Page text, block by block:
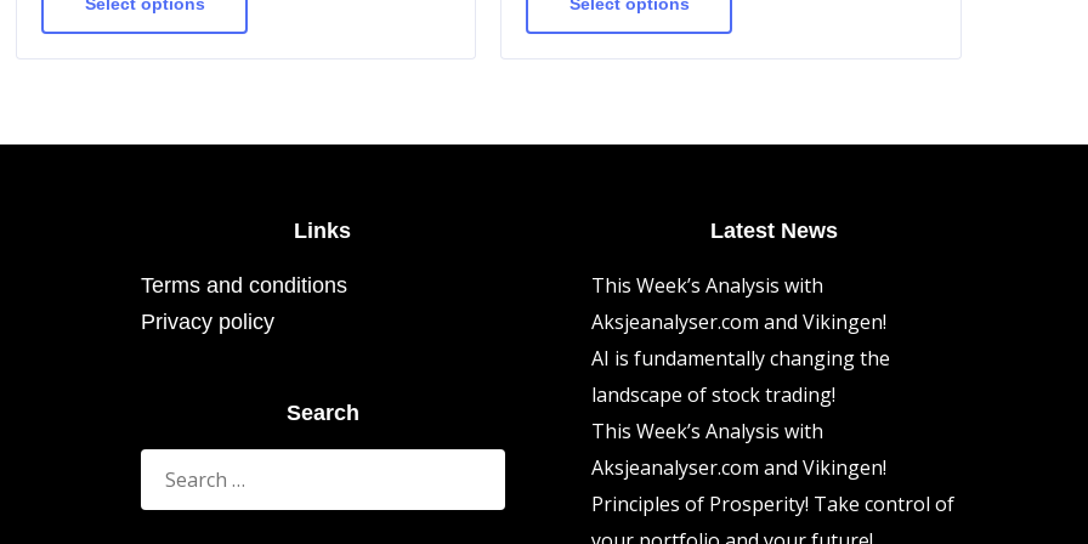
Select options
variants.
The
Select options
variants.
The
Links
Terms and conditions
Privacy policy
Search
Search
for:
Latest News
This Week’s Analysis with
Aksjeanalyser.com and Vikingen!
AI is fundamentally changing the
landscape of stock trading!
This Week’s Analysis with
Aksjeanalyser.com and Vikingen!
Principles of Prosperity! Take control of